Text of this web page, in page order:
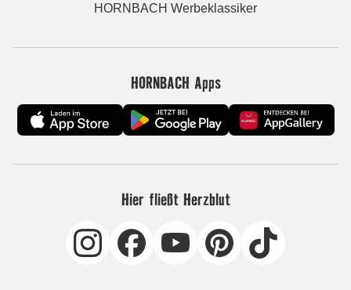
HORNBACH Werbeklassiker
HORNBACH Apps
Hier fließt Herzblut